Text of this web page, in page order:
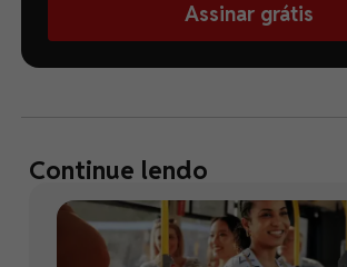
Assinar grátis
Continue lendo